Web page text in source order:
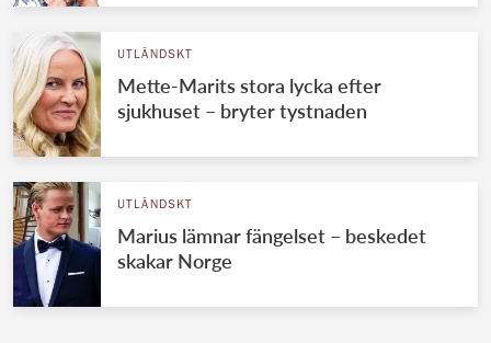
UTLÄNDSKT
Mette-Marits stora lycka efter
sjukhuset – bryter tystnaden
UTLÄNDSKT
Marius lämnar fängelset – beskedet
skakar Norge